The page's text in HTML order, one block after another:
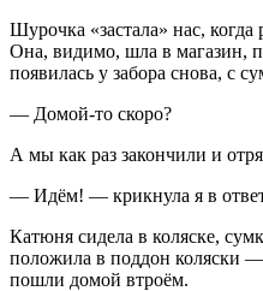
Шурочка «застала» нас, когда
Она, видимо, шла в магазин,
появилась у забора снова, с
— Домой-то скоро?
А мы как раз закончили и
— Идём! — крикнула я в
Катюня сидела в коляске,
положила в поддон коляски
пошли домой втроём.